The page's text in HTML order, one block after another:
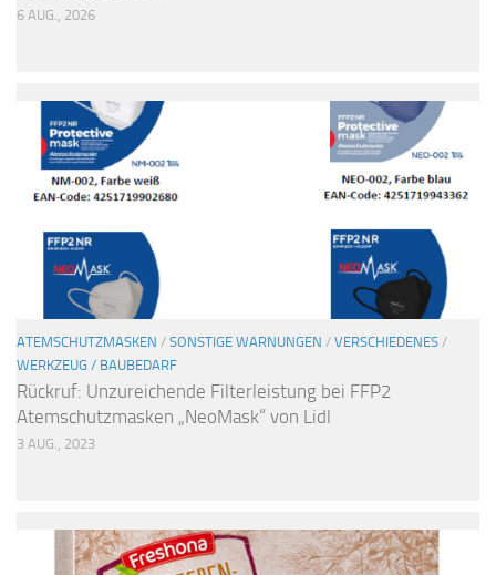
6 AUG., 2026
ATEMSCHUTZMASKEN / SONSTIGE WARNUNGEN / VERSCHIEDENES /
WERKZEUG / BAUBEDARF
Rückruf: Unzureichende Filterleistung bei FFP2
Atemschutzmasken „NeoMask“ von Lidl
3 AUG., 2023